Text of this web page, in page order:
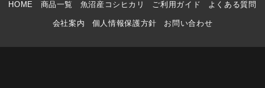
HOME 商品一覧 魚沼産コシヒカリ ご利用ガイド よくある質問
会社案内 個人情報保護方針 お問い合わせ